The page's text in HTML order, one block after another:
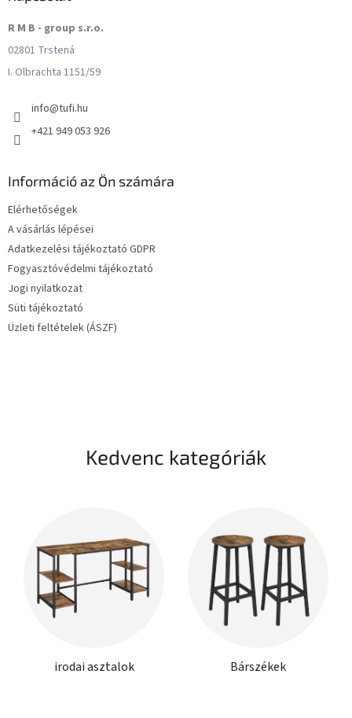
R M B - group s.r.o.
02801 Trstená
I. Olbrachta 1151/59
info@tufi.hu
+421 949 053 926
Információ az Ön számára
Elérhetőségek
A vásárlás lépései
Adatkezelési tájékoztató GDPR
Fogyasztóvédelmi tájékoztató
Jogi nyilatkozat
Süti tájékoztató
Üzleti feltételek (ÁSZF)
Kedvenc kategóriák
irodai asztalok Bárszékek